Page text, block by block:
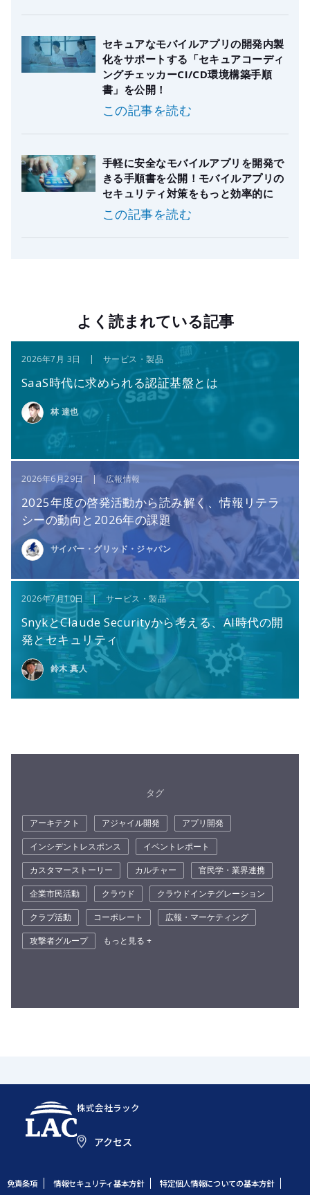
セキュアなモバイルアプリの開発内製
化をサポートする「セキュアコーディ
ングチェッカーCI/CD環境構築手順
書」を公開！
この記事を読む
手軽に安全なモバイルアプリを開発で
きる手順書を公開！モバイルアプリの
セキュリティ対策をもっと効率的に
この記事を読む
よく読まれている記事
2026年7月 3日 | サービス・製品
SaaS時代に求められる認証基盤とは
林 達也
2026年6月29日 | 広報情報
2025年度の啓発活動から読み解く、情報リテラ
シーの動向と2026年の課題
サイバー・グリッド・ジャパン
2026年7月10日 | サービス・製品
SnykとClaude Securityから考える、AI時代の開
発とセキュリティ
鈴木 真人
タグ
アーキテクト アジャイル開発
アプリ開発
インシデントレスポンス
イベントレポート
カスタマーストーリー
カルチャー
官民学・業界連携
企業市民活動
クラウド
クラウドインテグレーション
クラブ活動
コーポレート
広報・マーケティング
攻撃者グループ
もっと見る +
株式会社ラック
アクセス
免責条項 情報セキュリティ基本方針 特定個人情報についての基本方針